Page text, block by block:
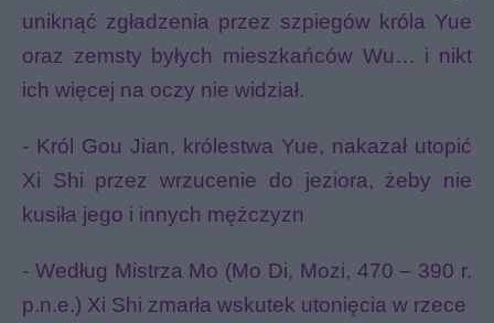
uniknąć zgładzenia przez szpiegów króla Yue
oraz zemsty byłych mieszkańców Wu… i nikt
ich więcej na oczy nie widział.
- Król Gou Jian, królestwa Yue, nakazał utopić
Xi Shi przez wrzucenie do jeziora, żeby nie
kusiła jego i innych mężczyzn
- Według Mistrza Mo (Mo Di, Mozi, 470 – 390 r.
p.n.e.) Xi Shi zmarła wskutek utonięcia w rzece